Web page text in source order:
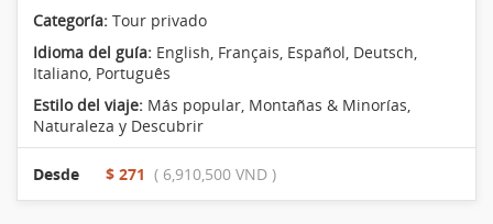
Categoría: Tour privado
Idioma del guía: English, Français, Español, Deutsch,
Italiano, Português
Estilo del viaje: Más popular Montañas & Minorías
Naturaleza y Descubrir
Desde $ 271 ( 6,910,500 VND )